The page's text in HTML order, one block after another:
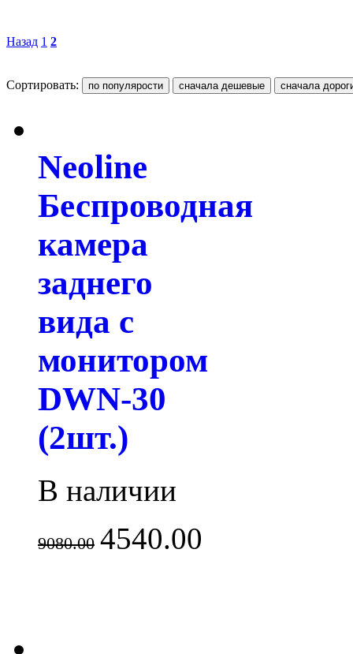
Назад 1 2
Сортировать:
Neoline
Беспроводная
камера
заднего
вида с
монитором
DWN-30
(2шт.)
В наличии
9080.00 4540.00